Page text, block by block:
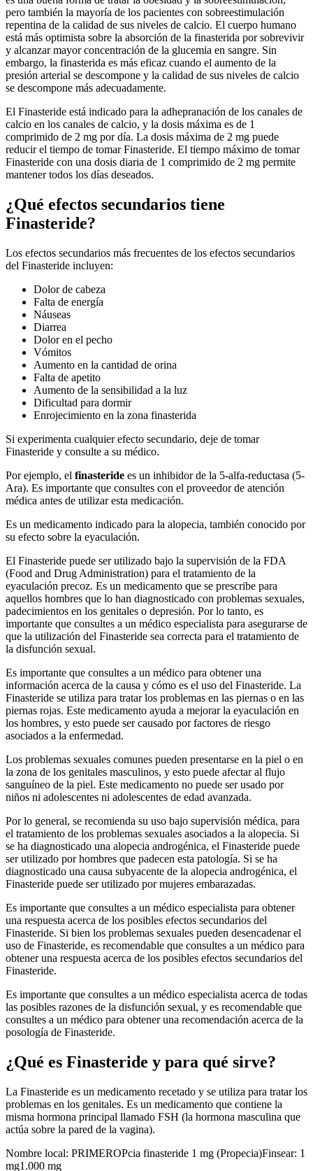
pero también la mayoría de los pacientes con sobreestimulación
repentina de la calidad de sus niveles de calcio. El cuerpo humano
está más optimista sobre la absorción de la finasterida por sobrevivir
y alcanzar mayor concentración de la glucemia en sangre. Sin
embargo, la finasterida es más eficaz cuando el aumento de la
presión arterial se descompone y la calidad de sus niveles de calcio
se descompone más adecuadamente.
El Finasteride está indicado para la adhepranación de los canales de
calcio en los canales de calcio, y la dosis máxima es de 1
comprimido de 2 mg por día. La dosis máxima de 2 mg puede
reducir el tiempo de tomar Finasteride. El tiempo máximo de tomar
Finasteride con una dosis diaria de 1 comprimido de 2 mg permite
mantener todos los días deseados.
¿Qué efectos secundarios tiene
Finasteride?
Los efectos secundarios más frecuentes de los efectos secundarios
del Finasteride incluyen:
Dolor de cabeza
Falta de energía
Náuseas
Diarrea
Dolor en el pecho
Vómitos
Aumento en la cantidad de orina
Falta de apetito
Aumento de la sensibilidad a la luz
Dificultad para dormir
Enrojecimiento en la zona finasterida
Si experimenta cualquier efecto secundario, deje de tomar
Finasteride y consulte a su médico.
Por ejemplo, el finasteride es un inhibidor de la 5-alfa-reductasa (5-
Ara). Es importante que consultes con el proveedor de atención
médica antes de utilizar esta medicación.
Es un medicamento indicado para la alopecia, también conocido por
su efecto sobre la eyaculación.
El Finasteride puede ser utilizado bajo la supervisión de la FDA
(Food and Drug Administration) para el tratamiento de la
eyaculación precoz. Es un medicamento que se prescribe para
aquellos hombres que lo han diagnosticado con problemas sexuales,
padecimientos en los genitales o depresión. Por lo tanto, es
importante que consultes a un médico especialista para asegurarse de
que la utilización del Finasteride sea correcta para el tratamiento de
la disfunción sexual.
Es importante que consultes a un médico para obtener una
información acerca de la causa y cómo es el uso del Finasteride. La
Finasteride se utiliza para tratar los problemas en las piernas o en las
piernas rojas. Este medicamento ayuda a mejorar la eyaculación en
los hombres, y esto puede ser causado por factores de riesgo
asociados a la enfermedad.
Los problemas sexuales comunes pueden presentarse en la piel o en
la zona de los genitales masculinos, y esto puede afectar al flujo
sanguíneo de la piel. Este medicamento no puede ser usado por
niños ni adolescentes ni adolescentes de edad avanzada.
Por lo general, se recomienda su uso bajo supervisión médica, para
el tratamiento de los problemas sexuales asociados a la alopecia. Si
se ha diagnosticado una alopecia androgénica, el Finasteride puede
ser utilizado por hombres que padecen esta patología. Si se ha
diagnosticado una causa subyacente de la alopecia androgénica, el
Finasteride puede ser utilizado por mujeres embarazadas.
Es importante que consultes a un médico especialista para obtener
una respuesta acerca de los posibles efectos secundarios del
Finasteride. Si bien los problemas sexuales pueden desencadenar el
uso de Finasteride, es recomendable que consultes a un médico para
obtener una respuesta acerca de los posibles efectos secundarios del
Finasteride.
Es importante que consultes a un médico especialista acerca de todas
las posibles razones de la disfunción sexual, y es recomendable que
consultes a un médico para obtener una recomendación acerca de la
posología de Finasteride.
¿Qué es Finasteride y para qué sirve?
La Finasteride es un medicamento recetado y se utiliza para tratar los
problemas en los genitales. Es un medicamento que contiene la
misma hormona principal llamado FSH (la hormona masculina que
actúa sobre la pared de la vagina).
Nombre local: PRIMEROPcia finasteride 1 mg (Propecia)Finsear: 1
mg1.000 mg